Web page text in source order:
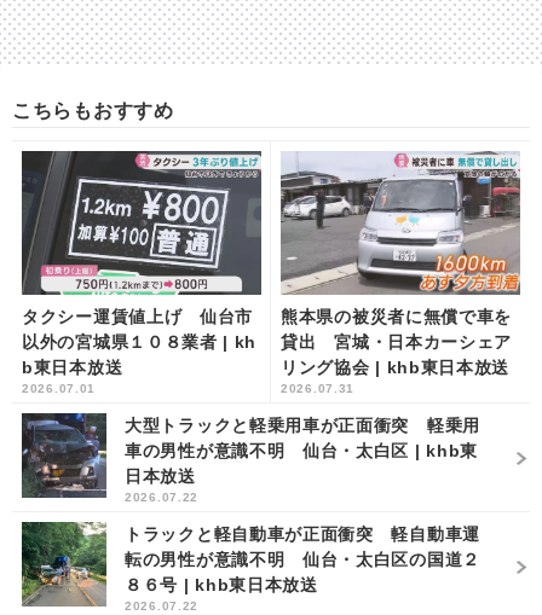
こちらもおすすめ
タクシー運賃値上げ 仙台市
以外の宮城県１０８業者 | kh
b東日本放送
2026.07.01
熊本県の被災者に無償で車を
貸出 宮城・日本カーシェア
リング協会 | khb東日本放送
2026.07.31
大型トラックと軽乗用車が正面衝突 軽乗用
車の男性が意識不明 仙台・太白区 | khb東
日本放送
2026.07.22
トラックと軽自動車が正面衝突 軽自動車運
転の男性が意識不明 仙台・太白区の国道２
８６号 | khb東日本放送
2026.07.22